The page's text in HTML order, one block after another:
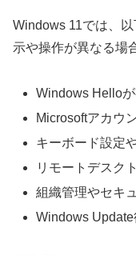
Windows 11では、
示や操作が異なる場
Windows Hello
Microsoftアカウ
キーボード設定
リモートデスク
組織管理やセキ
Windows Update